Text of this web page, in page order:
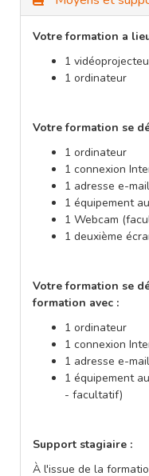
Votre formation a
1
1 ordinateur
Votre formation se
1 ordinateur
1 connexion
1 adresse e-
1 équipement
1 Webcam
1 deuxième
Votre formation se
formation avec :
1 ordinateur
1 connexion
1 adresse e-
1 équipement
- facultatif)
Support stagiaire :
À l'issue de la